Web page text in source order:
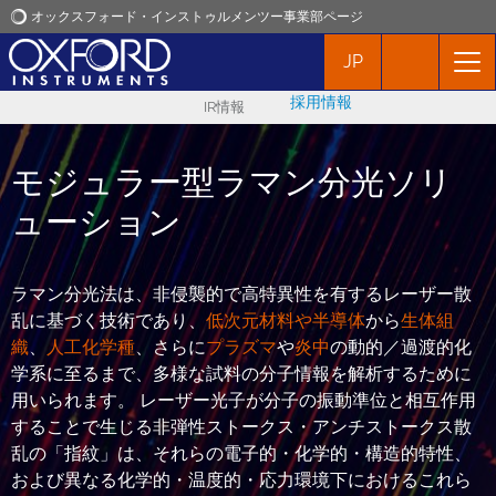
オックスフォード・インストゥルメンツー事業部ページ
オックスフォード・インストゥルメンツ
アプリケーション
プロダクト
ニュース
イベント
お問い合わせ
JP
IR情報 採用情報
モジュラー型ラマン分光ソリ
ューション
ラマン分光法は、非侵襲的で高特異性を有するレーザー散
乱に基づく技術であり、 低次元材料や半導体から生体組
織、 人工化学種、さらにプラズマや炎中の動的／過渡的化
学系に至るまで、多様な試料の分子情報を解析するために
用いられます。 レーザー光子が分子の振動準位と相互作用
することで生じる非弾性ストークス・アンチストークス散
乱の「指紋」は、それらの電子的・化学的・構造的特性、
および異なる化学的・温度的・応力環境下におけるこれら